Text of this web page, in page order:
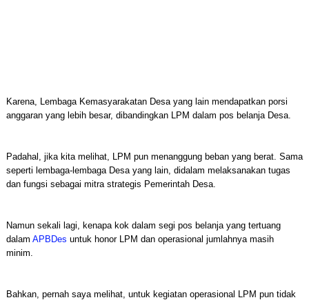
Karena, Lembaga Kemasyarakatan Desa yang lain mendapatkan porsi
anggaran yang lebih besar, dibandingkan LPM dalam pos belanja Desa.
Padahal, jika kita melihat, LPM pun menanggung beban yang berat. Sama
seperti lembaga-lembaga Desa yang lain, didalam melaksanakan tugas
dan fungsi sebagai mitra strategis Pemerintah Desa.
Namun sekali lagi, kenapa kok dalam segi pos belanja yang tertuang
dalam APBDes untuk honor LPM dan operasional jumlahnya masih
minim.
Bahkan, pernah saya melihat, untuk kegiatan operasional LPM pun tidak